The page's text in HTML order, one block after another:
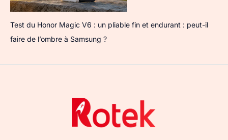
Test du Honor Magic V6 : un pliable fin et endurant : peut-il
faire de l’ombre à Samsung ?